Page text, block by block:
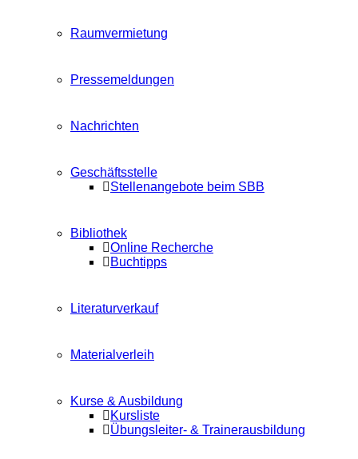
Raumvermietung
Pressemeldungen
Nachrichten
Geschäftsstelle
Stellenangebote beim SBB
Bibliothek
Online Recherche
Buchtipps
Literaturverkauf
Materialverleih
Kurse & Ausbildung
Kursliste
Übungsleiter- & Trainerausbildung